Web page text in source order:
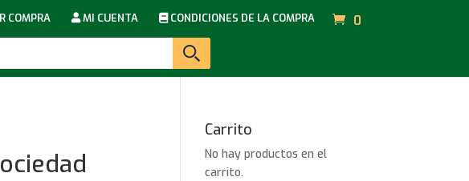
COMPRA MI CUENTA CONDICIONES DE LA COMPRA 0
Carrito
No hay productos en el
carrito.